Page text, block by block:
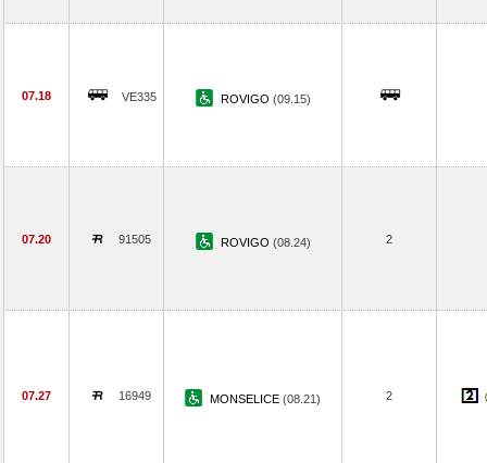
07.18 VE335 ROVIGO (09.15)
07.20 91505 ROVIGO (08.24) 2
07.27 16949 MONSELICE (08.21) 2